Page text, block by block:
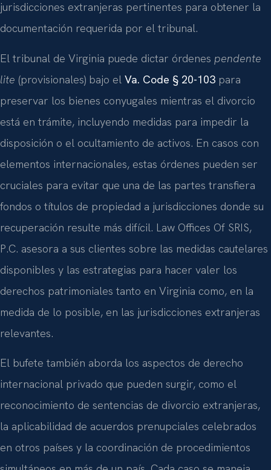
jurisdicciones extranjeras pertinentes para obtener la
documentación requerida por el tribunal.
El tribunal de Virginia puede dictar órdenes pendente
lite (provisionales) bajo el Va. Code § 20-103 para
preservar los bienes conyugales mientras el divorcio
está en trámite, incluyendo medidas para impedir la
disposición o el ocultamiento de activos. En casos con
elementos internacionales, estas órdenes pueden ser
cruciales para evitar que una de las partes transfiera
fondos o títulos de propiedad a jurisdicciones donde su
recuperación resulte más difícil. Law Offices Of SRIS,
P.C. asesora a sus clientes sobre las medidas cautelares
disponibles y las estrategias para hacer valer los
derechos patrimoniales tanto en Virginia como, en la
medida de lo posible, en las jurisdicciones extranjeras
relevantes.
El bufete también aborda los aspectos de derecho
internacional privado que pueden surgir, como el
reconocimiento de sentencias de divorcio extranjeras,
la aplicabilidad de acuerdos prenupciales celebrados
en otros países y la coordinación de procedimientos